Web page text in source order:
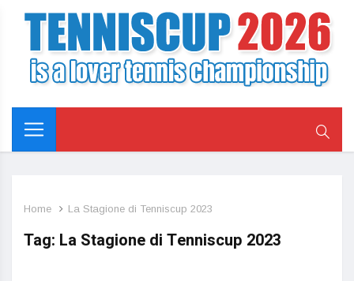
Home La Stagione di Tenniscup 2023
Tag: La Stagione di Tenniscup 2023